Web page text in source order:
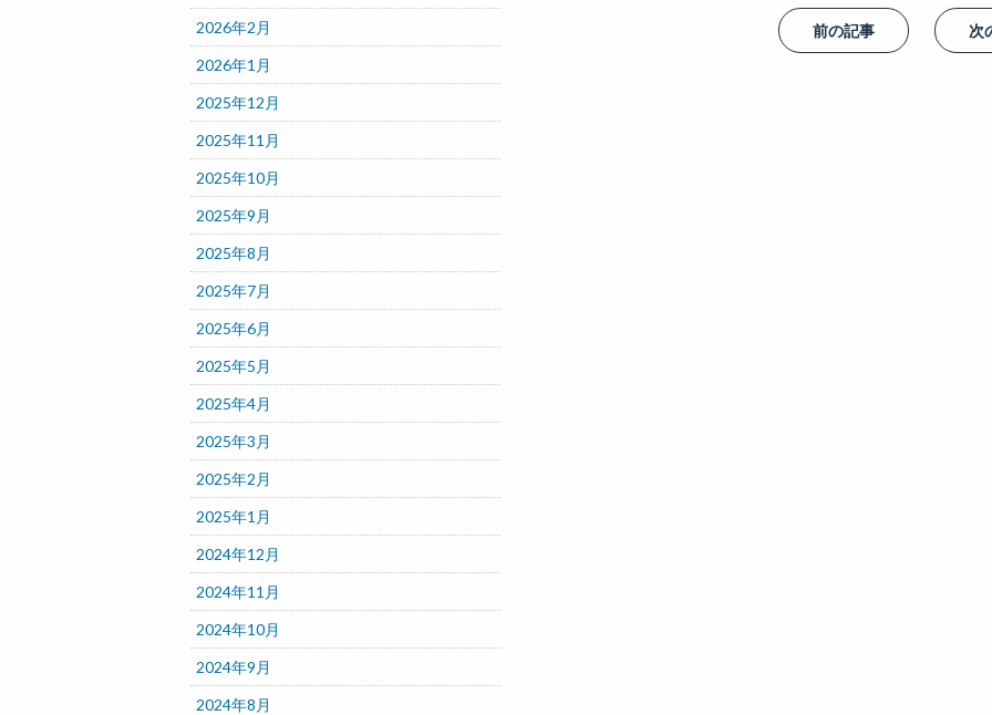
前の記事 次
2026年2月
2026年1月
2025年12月
2025年11月
2025年10月
2025年9月
2025年8月
2025年7月
2025年6月
2025年5月
2025年4月
2025年3月
2025年2月
2025年1月
2024年12月
2024年11月
2024年10月
2024年9月
2024年8月